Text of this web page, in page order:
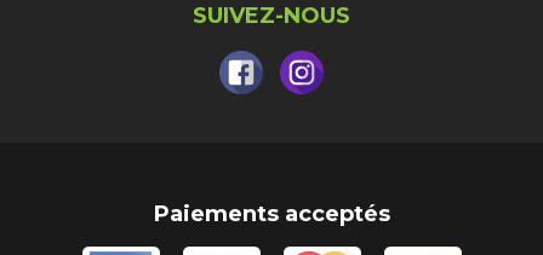
SUIVEZ-NOUS
Paiements acceptés